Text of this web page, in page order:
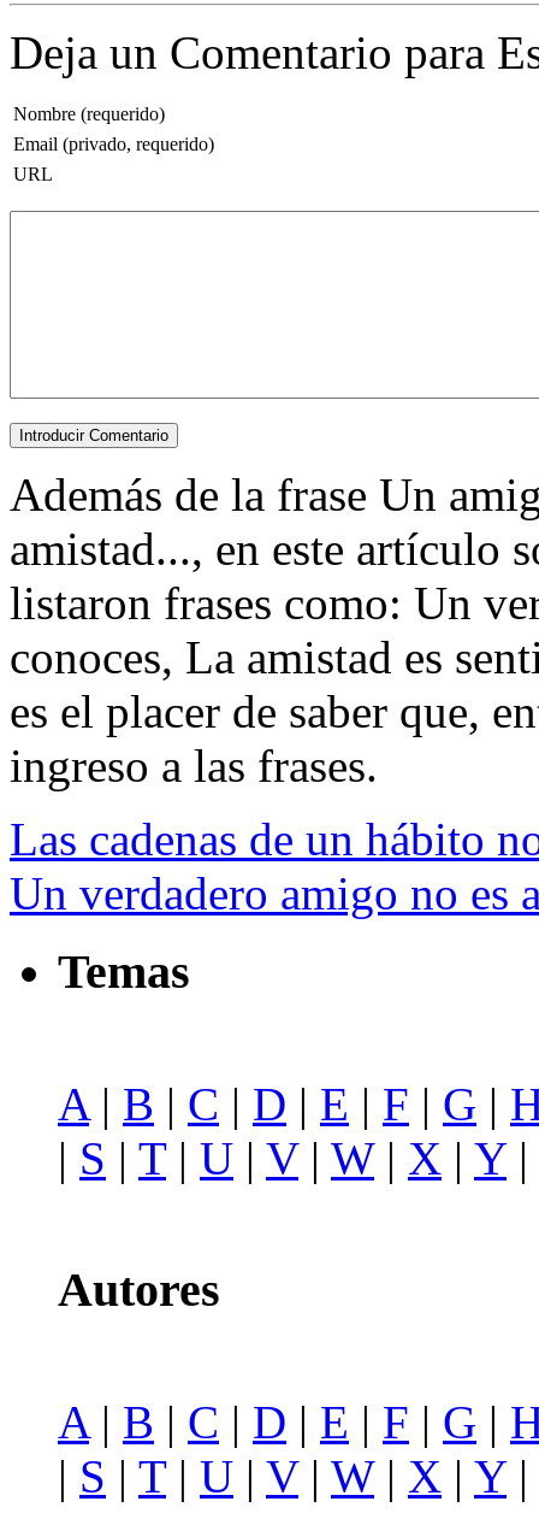
Deja un Comentario para
Nombre (requerido)
Email (privado, requerido)
URL
Además de la frase Un
amistad..., en este artículo
listaron frases como: Un
conoces, La amistad es
es el placer de saber que,
ingreso a las frases.
Las cadenas de un hábito
Un verdadero amigo no es
Temas
A | B | C | D | E | F | G |
| S | T| U | V| W| X | Y|
Autores
A| B | C | D | E | F | G |
| S | T| U | V| W| X | Y|